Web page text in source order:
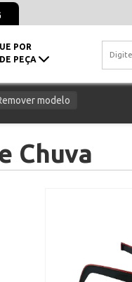
POR
PEÇA
modelo
Chuva